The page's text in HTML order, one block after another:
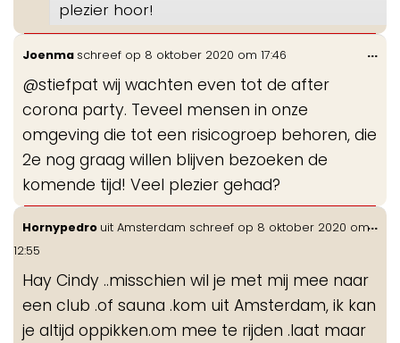
plezier hoor!
Joenma schreef op 8 oktober 2020 om 17:46
@stiefpat wij wachten even tot de after
corona party. Teveel mensen in onze
omgeving die tot een risicogroep behoren, die
2e nog graag willen blijven bezoeken de
komende tijd! Veel plezier gehad?
...
Hornypedro uit Amsterdam schreef op 8 oktober 2020 om
12:55
Hay Cindy ..misschien wil je met mij mee naar
een club .of sauna .kom uit Amsterdam, ik kan
je altijd oppikken.om mee te rijden .laat maar
...